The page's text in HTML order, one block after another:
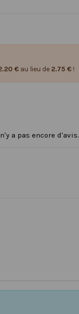
€au lieu de 2.75 €!
a pas encore d'avis.